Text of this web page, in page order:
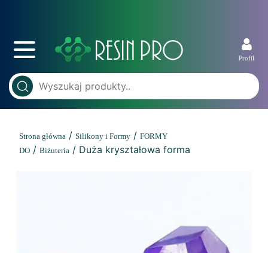
Profil
Strona główna / Silikony i Formy / FORMY
DO / Biżuteria / Duża kryształowa forma